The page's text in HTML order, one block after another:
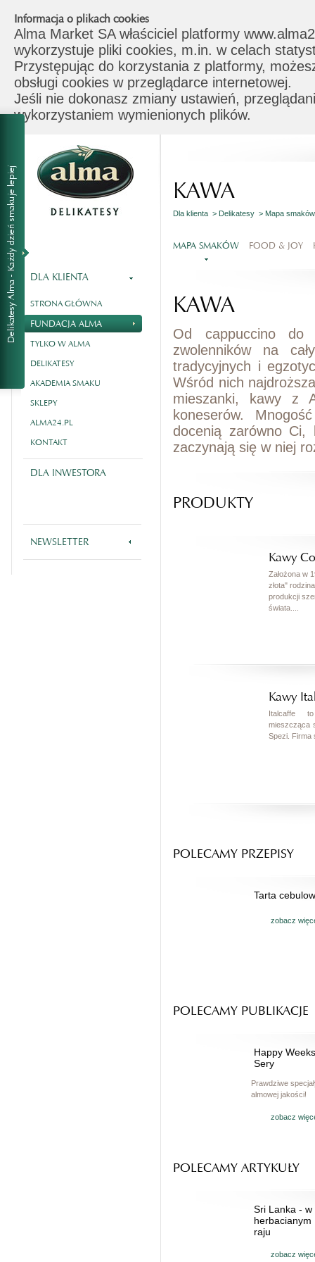
Informacja o plikach cookies
Alma Market SA właściciel platformy
wykorzystuje pliki cookies, m.in. w celach
Przystępując do korzystania z platformy,
obsługi cookies w przeglądarce internetowej.
Jeśli nie dokonasz zmiany ustawień,
wykorzystaniem wymienionych plików.
DLA KLIENTA
STRONA GŁÓWNA
FUNDACJA ALMA
TYLKO W ALMA
DELIKATESY
AKADEMIA SMAKU
SKLEPY
ALMA24.PL
KONTAKT
DLA INWESTORA
NEWSLETTER
KAWA
Dla klienta > Delikatesy > Mapa
MAPA SMAKÓW FOOD & JOY
KAWA
Od cappuccino do
zwolenników na
tradycyjnych i
Wśród nich
mieszanki, kawy z
koneserów.
docenią zarówno
zaczynają się w niej
PRODUKTY
Kawy
Założona w
złota"
produkcji
świata....
Kawy
Italcaffe
mieszcząca
Spezi. Firma
POLECAMY PRZEPISY
Tarta
zobacz
POLECAMY PUBLIKACJE
Happy Weeks
Sery
Prawdziwe
almowej jakości!
zobacz
POLECAMY ARTYKUŁY
Sri Lanka - w
herbacianym
raju
zobacz